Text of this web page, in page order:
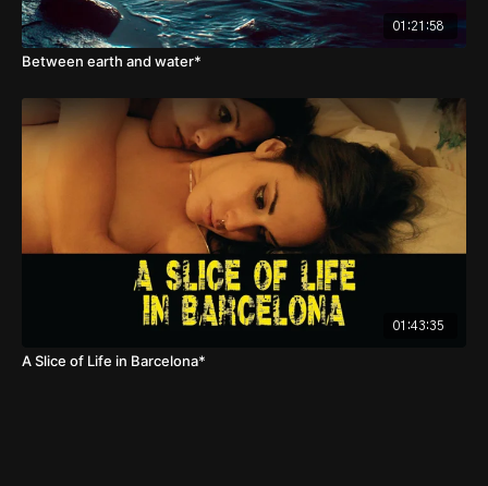
01:21:58
Between earth and water*
01:43:35
A Slice of Life in Barcelona*